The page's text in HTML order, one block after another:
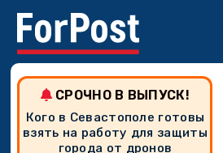
СРОЧНО В ВЫПУСК!
Кого в Севастополе готовы
взять на работу для защиты
города от дронов